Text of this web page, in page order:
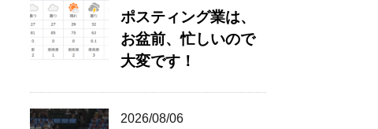
ポスティング業は、
お盆前、忙しいので
大変です！
2026/08/06